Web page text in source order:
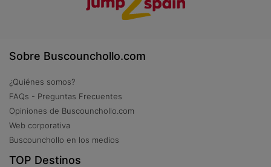
Sobre Buscounchollo.com
¿Quiénes somos?
FAQs - Preguntas Frecuentes
Opiniones de Buscounchollo.com
Web corporativa
Buscounchollo en los medios
TOP Destinos